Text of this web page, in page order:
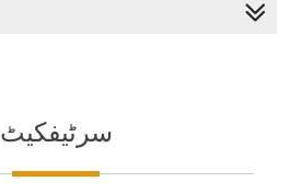
سرٹیفکیٹ